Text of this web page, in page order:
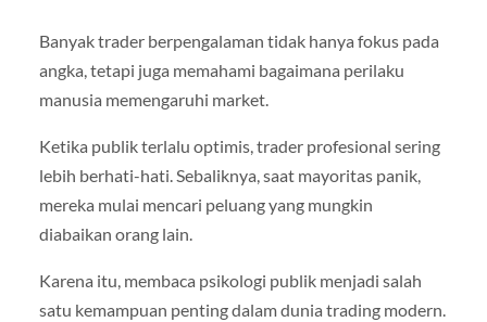
Banyak trader berpengalaman tidak hanya fokus pada
angka, tetapi juga memahami bagaimana perilaku
manusia memengaruhi market.
Ketika publik terlalu optimis, trader profesional sering
lebih berhati-hati. Sebaliknya, saat mayoritas panik,
mereka mulai mencari peluang yang mungkin
diabaikan orang lain.
Karena itu, membaca psikologi publik menjadi salah
satu kemampuan penting dalam dunia trading modern.